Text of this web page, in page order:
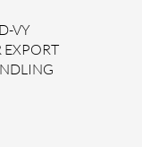
VY
EXPORT